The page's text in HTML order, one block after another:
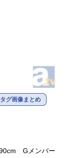
タグ画像まとめ
Gメンバー